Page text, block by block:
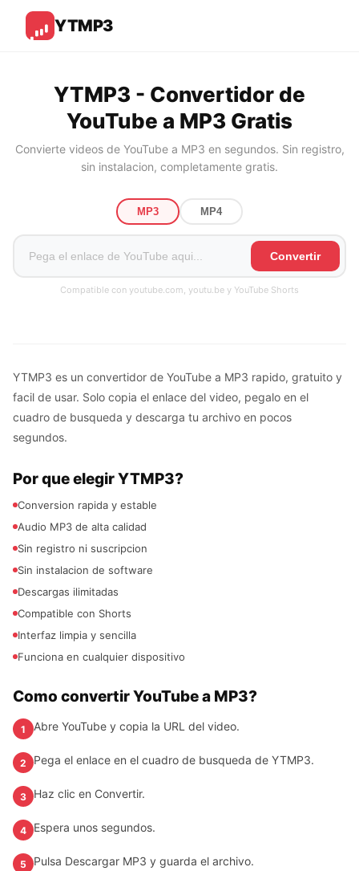
YTMP3
YTMP3 - Convertidor de
YouTube a MP3 Gratis
Convierte videos de YouTube a MP3 en segundos. Sin registro,
sin instalacion, completamente gratis.
MP3 MP4
Convertir
Compatible con youtube.com, youtu.be y YouTube Shorts
YTMP3 es un convertidor de YouTube a MP3 rapido, gratuito y
facil de usar. Solo copia el enlace del video, pegalo en el
cuadro de busqueda y descarga tu archivo en pocos
segundos.
Por que elegir YTMP3?
Conversion rapida y estable
Audio MP3 de alta calidad
Sin registro ni suscripcion
Sin instalacion de software
Descargas ilimitadas
Compatible con Shorts
Interfaz limpia y sencilla
Funciona en cualquier dispositivo
Como convertir YouTube a MP3?
1 Abre YouTube y copia la URL del video.
2 Pega el enlace en el cuadro de busqueda de YTMP3.
3 Haz clic en Convertir.
4 Espera unos segundos.
5 Pulsa Descargar MP3 y guarda el archivo.